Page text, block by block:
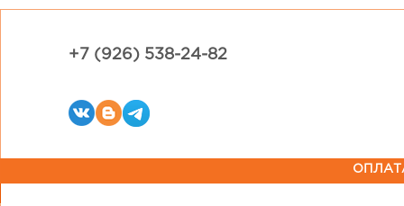
+7 (926) 538-24-82